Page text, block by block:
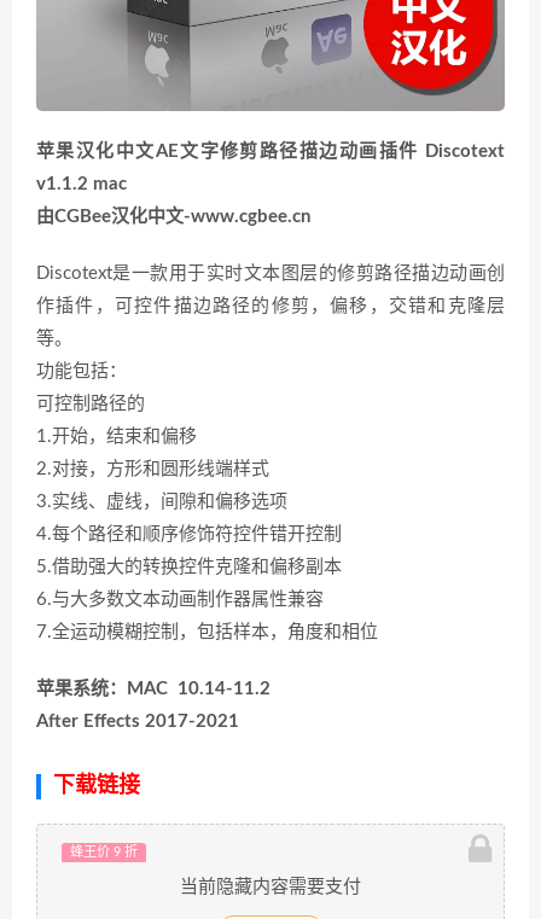
苹果汉化中文AE文字修剪路径描边动画插件 Discotext
v1.1.2 mac
由CGBee汉化中文-www.cgbee.cn
Discotext是一款用于实时文本图层的修剪路径描边动画创
作插件，可控件描边路径的修剪，偏移，交错和克隆层
等。
功能包括：
可控制路径的
1.开始，结束和偏移
2.对接，方形和圆形线端样式
3.实线、虚线，间隙和偏移选项
4.每个路径和顺序修饰符控件错开控制
5.借助强大的转换控件克隆和偏移副本
6.与大多数文本动画制作器属性兼容
7.全运动模糊控制，包括样本，角度和相位
苹果系统：MAC 10.14-11.2
After Effects 2017-2021
下载链接
蜂王价 9 折
当前隐藏内容需要支付